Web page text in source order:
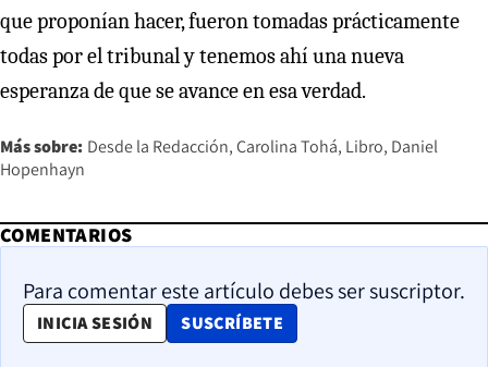
que proponían hacer, fueron tomadas prácticamente
todas por el tribunal y tenemos ahí una nueva
esperanza de que se avance en esa verdad.
Más sobre: Desde la Redacción Carolina Tohá Libro Daniel
Hopenhayn
COMENTARIOS
Para comentar este artículo debes ser suscriptor.
INICIA SESIÓN SUSCRÍBETE
OPENS IN NEW WINDOW